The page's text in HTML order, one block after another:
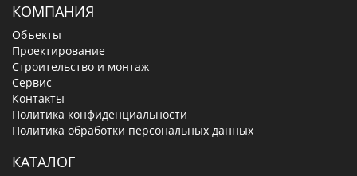
КОМПАНИЯ
Объекты
Проектирование
Строительство и монтаж
Сервис
Контакты
Политика конфиденциальности
Политика обработки персональных данных
КАТАЛОГ